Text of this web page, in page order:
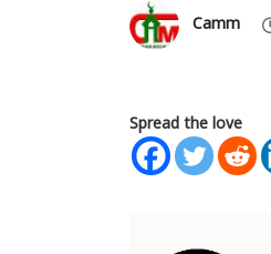
Camm
Spread the love